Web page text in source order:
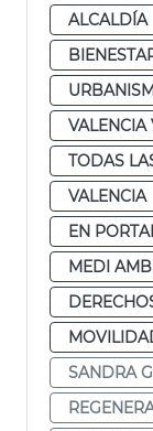
ALCALDÍA
VALENCIA
TODAS
VALENCIA
EN
MEDI
SANDRA